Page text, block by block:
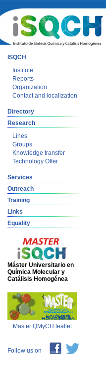
ISQCH
Institute
Reports
Organization
Contact and localization
Directory
Research
Lines
Groups
Knowledge transfer
Technology Offer
Services
Outreach
Training
Links
Equality
Máster Universitario en
Química Molecular y
Catálisis Homogénea
Master QMyCH leaflet
Follow us on